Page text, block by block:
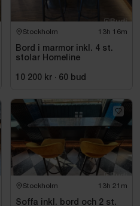
Stockholm 13h 16m
Bord i marmor inkl. 4 st.
stolar Homeline
10 200 kr · 60 bud
Stockholm 13h 21m
Soffa inkl. bord och 2 st.